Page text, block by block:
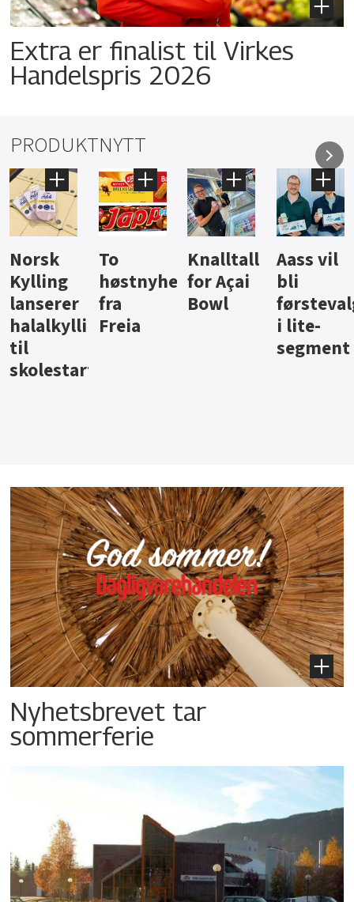
Extra er finalist til Virkes
Handelspris 2026
PRODUKTNYTT
Knalltall
for Açai
Bowl
Aass vil
bli
førstevalg
i lite-
Brus og
jus fra
Berentsen
Hard
iste fra
Hansa
Nyhetsbrevet tar
sommerferie